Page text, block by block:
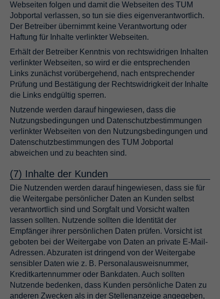
Webseiten folgen und damit die Webseiten des TUM
Jobportal verlassen, so tun sie dies eigenverantwortlich.
Der Betreiber übernimmt keine Verantwortung oder
Haftung für Inhalte verlinkter Webseiten.
Erhält der Betreiber Kenntnis von rechtswidrigen Inhalten
verlinkter Webseiten, so wird er die entsprechenden
Links zunächst vorübergehend, nach entsprechender
Prüfung und Bestätigung der Rechtswidrigkeit der Inhalte
die Links endgültig sperren.
Nutzende werden darauf hingewiesen, dass die
Nutzungsbedingungen und Datenschutzbestimmungen
verlinkter Webseiten von den Nutzungsbedingungen und
Datenschutzbestimmungen des TUM Jobportal
abweichen und zu beachten sind.
(7) Inhalte der Kunden
Die Nutzenden werden darauf hingewiesen, dass sie für
die Weitergabe persönlicher Daten an Kunden selbst
verantwortlich sind und Sorgfalt und Vorsicht walten
lassen sollten. Nutzende sollten die Identität der
Empfänger ihrer persönlichen Daten prüfen. Vorsicht ist
geboten bei der Weitergabe von Daten an private E-Mail-
Adressen. Abzuraten ist dringend von der Weitergabe
sensibler Daten wie z. B. Personalausweisnummer,
Kreditkartennummer oder Bankdaten. Auch sollten
Nutzende bedenken, dass Kunden persönliche Daten zu
anderen Zwecken als in der Stellenanzeige angegeben,